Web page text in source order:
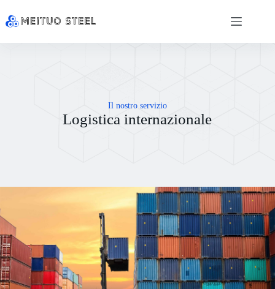
Il nostro servizio
Logistica internazionale